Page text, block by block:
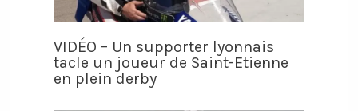
VIDÉO – Un supporter lyonnais
tacle un joueur de Saint-Etienne
en plein derby